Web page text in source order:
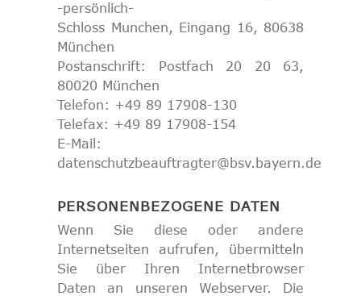
-persönlich-
Schloss Munchen, Eingang 16, 80638
München
Postanschrift: Postfach 20 20 63,
80020 München
Telefon: +49 89 17908-130
Telefax: +49 89 17908-154
E-Mail:
datenschutzbeauftragter@bsv.bayern.de
PERSONENBEZOGENE DATEN
Wenn Sie diese oder andere
Internetseiten aufrufen, übermitteln
Sie über Ihren Internetbrowser
Daten an unseren Webserver. Die